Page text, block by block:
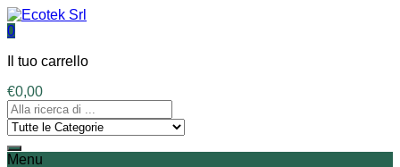
0
Il tuo carrello
€0,00
Menu